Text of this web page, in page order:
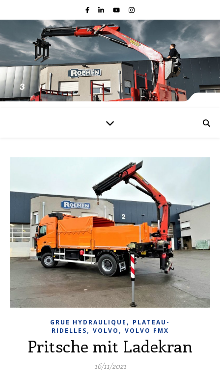
GRUE HYDRAULIQUE , PLATEAU-
RIDELLES, VOLVO , VOLVO FMX
Pritsche mit Ladekran
16/11/2021